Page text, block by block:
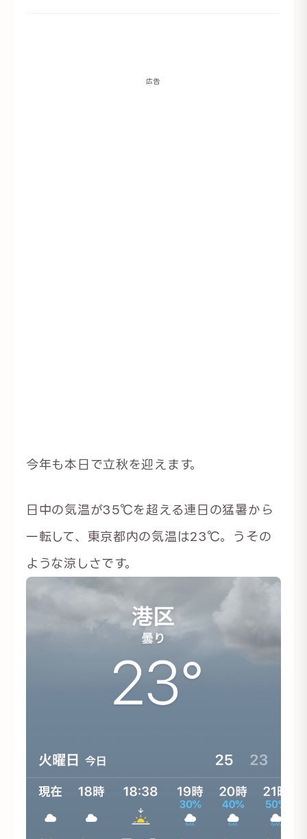
広告
今年も本日で立秋を迎えます。
日中の気温が35℃を超える連日の猛暑から
一転して、東京都内の気温は23℃。うその
ような涼しさです。